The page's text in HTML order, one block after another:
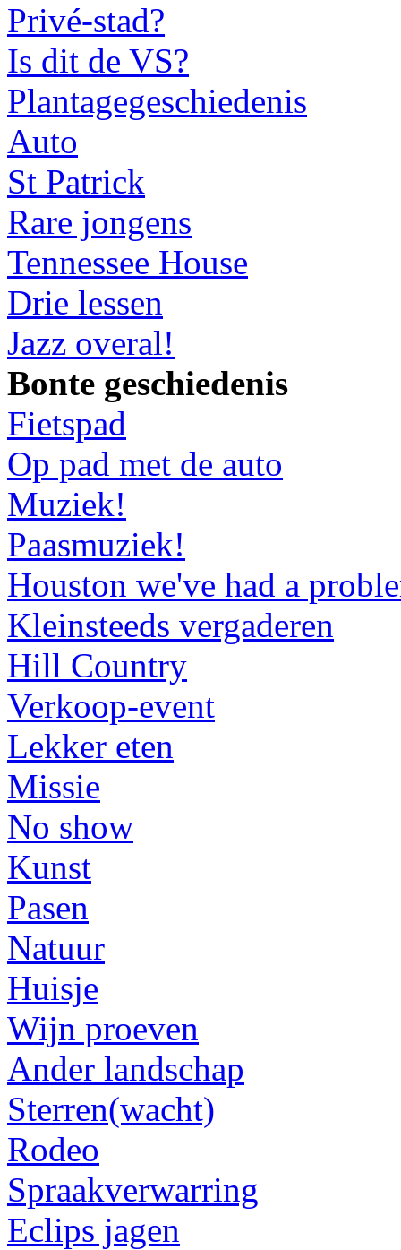
Privé-stad?
Is dit de VS?
Plantagegeschiedenis
Auto
St Patrick
Rare jongens
Tennessee House
Drie lessen
Jazz overal!
Bonte geschiedenis
Fietspad
Op pad met de auto
Muziek!
Paasmuziek!
Houston we've had a
Kleinsteeds vergaderen
Hill Country
Verkoop-event
Lekker eten
Missie
No show
Kunst
Pasen
Natuur
Huisje
Wijn proeven
Ander landschap
Sterren(wacht)
Rodeo
Spraakverwarring
Eclips jagen